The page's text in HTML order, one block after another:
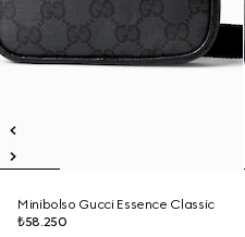
Minibolso Gucci Essence Classic
₺58.250